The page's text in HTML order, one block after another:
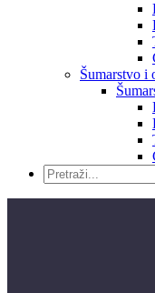
Šumarstvo i